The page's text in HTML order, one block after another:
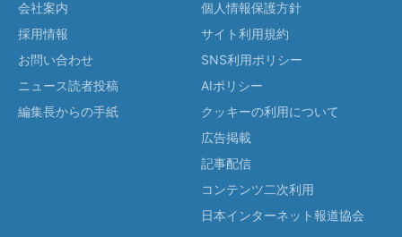
会社案内
採用情報
お問い合わせ
ニュース読者投稿
編集長からの手紙
個人情報保護方針
サイト利用規約
SNS利用ポリシー
AIポリシー
クッキーの利用について
広告掲載
記事配信
コンテンツ二次利用
日本インターネット報道協会